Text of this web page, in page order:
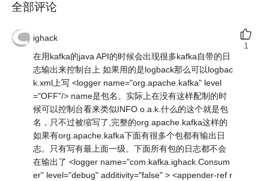
全部评论
ighack
在用kafka的java API的时候会出现很多kafka自带的日
志输出来控制台上 如果用的是logback那么可以logbac
k.xml上写 <logger name="org.apache.kafka" level
="OFF"/> name是包名。实际上在没有这样配制的时
候可以控制台看来类似INFO o.a.k.什么的这个就是包
名，只不过被缩写了,完整的org.apache.kafka这样的
如果有org.apache.kafka下面有很多个包都有输出日
志。只有写有最上面一级。下面所有包的日志都不会
在输出了 <logger name="com.kafka.ighack.Consum
er" level="debug" additivity="false" > <appender-ref r
1